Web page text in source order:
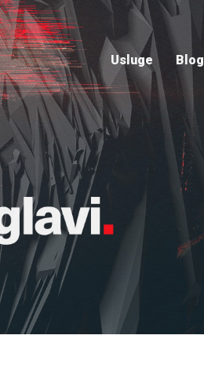
Usluge Blog